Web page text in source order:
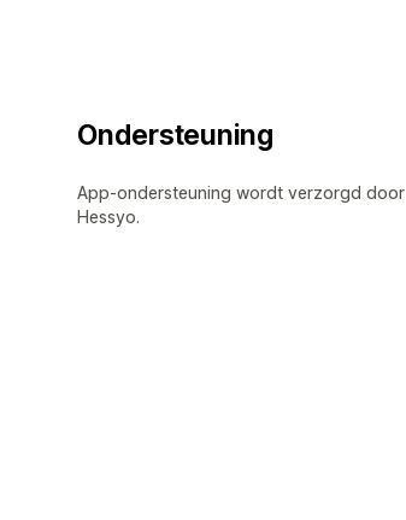
Ondersteuning
App-ondersteuning wordt verzorgd door
Hessyo.